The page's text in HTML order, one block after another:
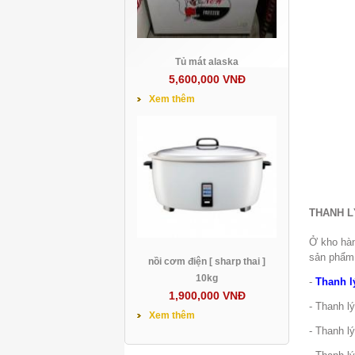
Tủ mát alaska
5,600,000 VNĐ
Xem thêm
nồi cơm điện [ sharp thai ]
10kg
1,900,000 VNĐ
Xem thêm
THANH
Ở kho
sản
- Thanh
- Thanh
- Thanh